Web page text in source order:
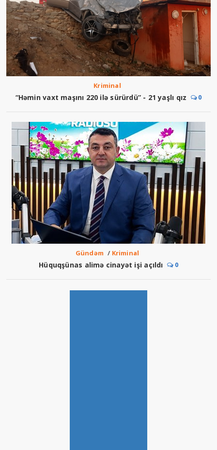
Kriminal
“Həmin vaxt maşını 220 ilə sürürdü” - 21 yaşlı qız 0
Gündəm / Kriminal
Hüquqşünas alimə cinayət işi açıldı 0